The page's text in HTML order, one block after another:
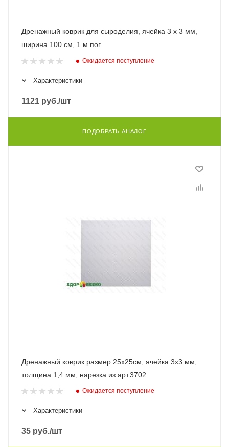
Дренажный коврик для сыроделия, ячейка 3 х 3 мм,
ширина 100 см, 1 м.пог.
Ожидается поступление
Характеристики
1121 руб./шт
ПОДОБРАТЬ АНАЛОГ
Дренажный коврик размер 25х25см, ячейка 3х3 мм,
толщина 1,4 мм, нарезка из арт.3702
Ожидается поступление
Характеристики
35 руб./шт